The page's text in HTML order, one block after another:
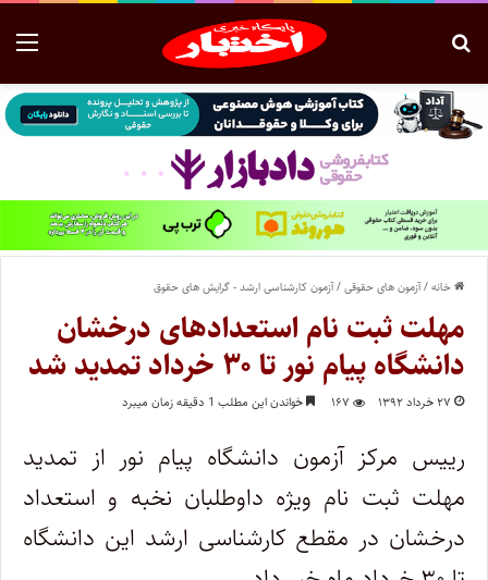
خانه/آزمون های حقوقی/آزمون کارشناسی ارشد - گرایش های حقوق
مهلت ثبت نام استعدادهای درخشان
دانشگاه پیام نور تا ۳۰ خرداد تمدید شد
۲۷ خرداد ۱۳۹۲ ۱۶۷ خواندن این مطلب 1 دقیقه زمان میبرد
رییس مرکز آزمون دانشگاه پیام نور از تمدید
مهلت ثبت نام ویژه داوطلبان نخبه و استعداد
درخشان در مقطع کارشناسی ارشد این دانشگاه